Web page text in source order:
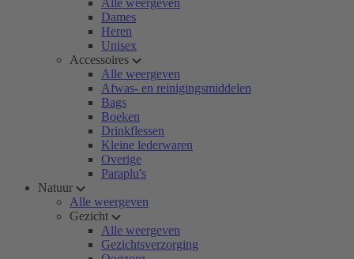
Alle weergeven
Dames
Heren
Unisex
Accessoires
Alle weergeven
Afwas- en reinigingsmiddelen
Bags
Boeken
Drinkflessen
Kleine lederwaren
Overige
Paraplu's
Natuur
Alle weergeven
Gezicht
Alle weergeven
Gezichtsverzorging